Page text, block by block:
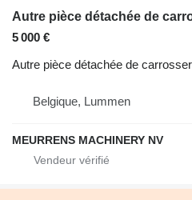
5 000 €
Autre pièce détachée de
Belgique, Lummen
MEURRENS MACHINERY NV